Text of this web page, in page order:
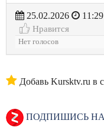
25.02.2026
11:29
Нравится
Нет голосов
Добавь Kursktv.ru в
ПОДПИШИСЬ